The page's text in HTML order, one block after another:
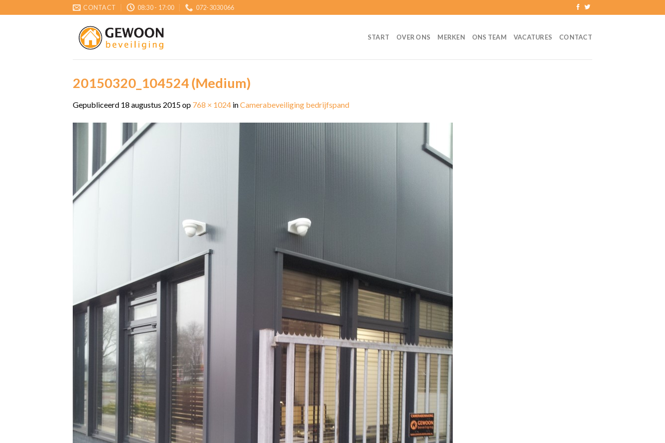
to
CONTACT 08:30 - 17:00 072-3030066
START OVER ONS MERKEN ONS TEAM VACATURES CONTACT
20150320_104524 (Medium)
Gepubliceerd 18 augustus 2015op 768 × 1024 inCamerabeveiliging bedrijfspand